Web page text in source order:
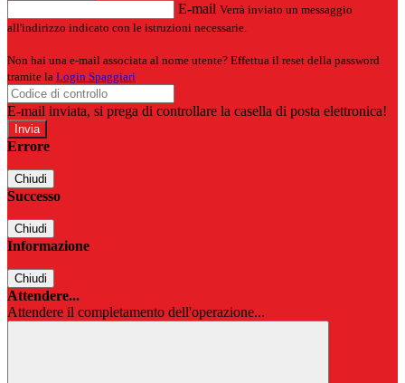
E-mail Verrà inviato un messaggio
all'indirizzo indicato con le istruzioni necessarie.
Non hai una e-mail associata al nome utente? Effettua il reset della password
tramite la Login Spaggiari
E-mail inviata, si prega di controllare la casella di posta elettronica!
Errore
Chiudi
Successo
Chiudi
Informazione
Chiudi
Attendere...
Attendere il completamento dell'operazione...